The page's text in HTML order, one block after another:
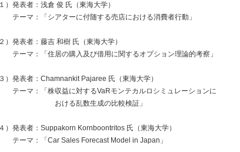
１）発表者：浅倉 俊 氏（東海大学）
ーマ：「シアターに付随する売店における消費者行動」
２）発表者：藤吉 和樹 氏（東海大学）
ーマ：「住居の購入及び借用に関するオプション理論的考察」
３）発表者：Chamnankit Pajaree 氏（東海大学）
ーマ：「株収益に対するVaRモンテカルロシミュレーションに
ける乱数生成の比較検証」
４）発表者：Suppakorn Kornboontritos 氏（東海大学）
ーマ：「Car Sales Forecast Model in Japan」